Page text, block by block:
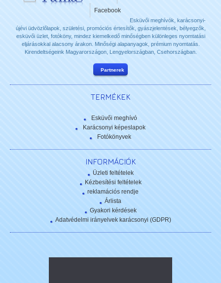
Facebook
Esküvői meghívók, karácsonyi-
újévi üdvözlőlapok, születési, promóciós értesítők, gyászjelentések, bélyegzők,
esküvői üzlet, fotóköny, mindez kiemelkedő minőségben különleges nyomtatási
eljárásokkal alacsony árakon. Minőségi alapanyagok, prémium nyomtatás.
Kirendeltségeink Magyarországon, Lengyelországban, Csehországban.
Partnerek
TERMÉKEK
Esküvői meghívó
Karácsonyi képeslapok
Fotókönyvek
INFORMÁCIÓK
Üzleti feltételek
Kézbesítési feltételek
reklamációs rendje
Árlista
Gyakori kérdések
Adatvédelmi irányelvek karácsonyi (GDPR)